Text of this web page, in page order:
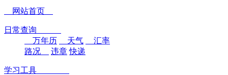
网站首页
日常查询
万年历
天气
汇率
路况
违章 快递
学习工具